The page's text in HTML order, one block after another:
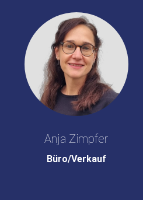
Anja Zimpfer
Büro/Verkauf